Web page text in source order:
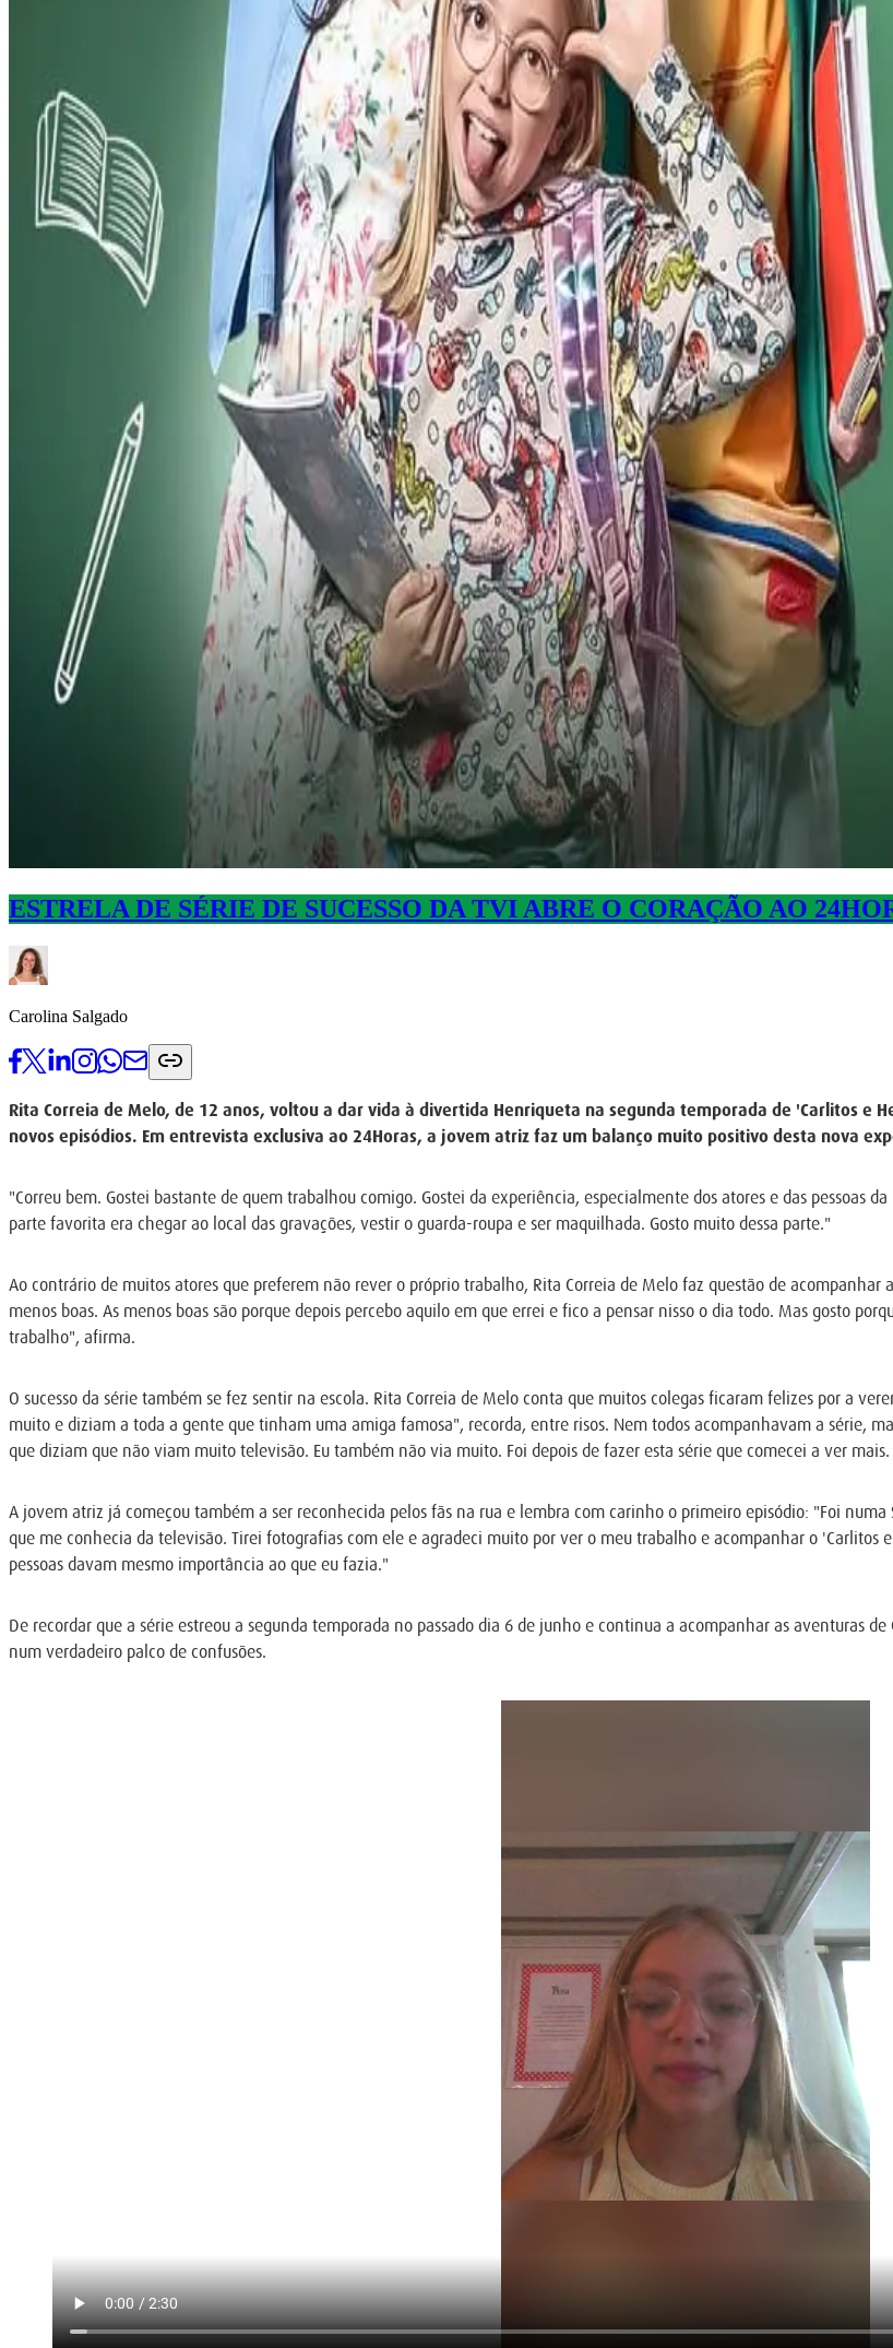
ESTRELA DE SÉRIE DE SUCESSO DA TVI ABRE O CORAÇÃO AO
Carolina Salgado
Rita Correia de Melo, de 12 anos, voltou a dar vida à divertida Henriqueta na segunda temporada de 'Carlitos e
novos episódios. Em entrevista exclusiva ao 24Horas, a jovem atriz faz um balanço muito positivo desta nova
"Correu bem. Gostei bastante de quem trabalhou comigo. Gostei da experiência, especialmente dos atores e das pessoas
parte favorita era chegar ao local das gravações, vestir o guarda-roupa e ser maquilhada. Gosto muito dessa parte."
Ao contrário de muitos atores que preferem não rever o próprio trabalho, Rita Correia de Melo faz questão de acompanhar
menos boas. As menos boas são porque depois percebo aquilo em que errei e fico a pensar nisso o dia todo. Mas gosto
trabalho", afirma.
O sucesso da série também se fez sentir na escola. Rita Correia de Melo conta que muitos colegas ficaram felizes por a
muito e diziam a toda a gente que tinham uma amiga famosa", recorda, entre risos. Nem todos acompanhavam a série,
que diziam que não viam muito televisão. Eu também não via muito. Foi depois de fazer esta série que comecei a ver
A jovem atriz já começou também a ser reconhecida pelos fãs na rua e lembra com carinho o primeiro episódio: "Foi
que me conhecia da televisão. Tirei fotografias com ele e agradeci muito por ver o meu trabalho e acompanhar o 'Carlitos
pessoas davam mesmo importância ao que eu fazia."
De recordar que a série estreou a segunda temporada no passado dia 6 de junho e continua a acompanhar as aventuras
num verdadeiro palco de confusões.